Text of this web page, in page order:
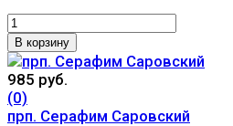
В корзину
985 руб.
(0)
прп. Серафим Саровский